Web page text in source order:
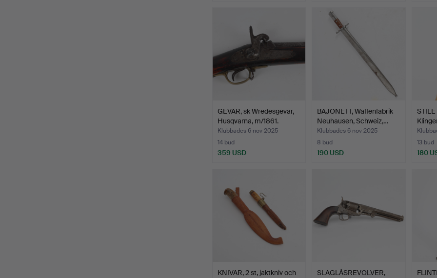
GEVÄR, sk Wredesgevär,
Husqvarna, m/1861.
Klubbades 6 nov 2025
14 bud
359 USD
BAJONETT, Waffenfabrik
Neuhausen, Schweiz,…
Klubbades 6 nov 2025
8 bud
190 USD
13 bud
180
KNIVAR, 2 st, jaktkniv och
SLAGLÅSREVOLVER,